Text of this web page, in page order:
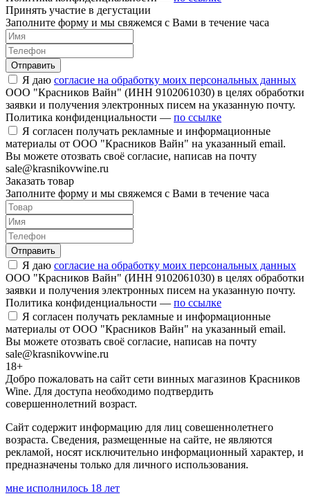
Принять участие в дегустации
Заполните форму и мы свяжемся с Вами в течение часа
Отправить
Я даю согласие на обработку моих персональных данных
ООО "Красников Вайн" (ИНН 9102061030) в целях обработки
заявки и получения электронных писем на указанную почту.
Политика конфиденциальности — по ссылке
Я согласен получать рекламные и информационные
материалы от ООО "Красников Вайн" на указанный email.
Вы можете отозвать своё согласие, написав на почту
sale@krasnikovwine.ru
Заказать товар
Заполните форму и мы свяжемся с Вами в течение часа
Отправить
Я даю согласие на обработку моих персональных данных
ООО "Красников Вайн" (ИНН 9102061030) в целях обработки
заявки и получения электронных писем на указанную почту.
Политика конфиденциальности — по ссылке
Я согласен получать рекламные и информационные
материалы от ООО "Красников Вайн" на указанный email.
Вы можете отозвать своё согласие, написав на почту
sale@krasnikovwine.ru
18+
Добро пожаловать на сайт сети винных магазинов Красников
Wine. Для доступа необходимо подтвердить
совершеннолетний возраст.
Сайт содержит информацию для лиц совешеннолетнего
возраста. Сведения, размещенные на сайте, не являются
рекламой, носят исключительно информационный характер, и
предназначены только для личного использования.
мне исполнилось 18 лет